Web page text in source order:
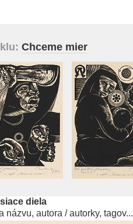
Chceme mier
diela
názvu, autora / autorky, tagov...